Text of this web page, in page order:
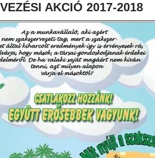
AKCIÓ 2017-2018